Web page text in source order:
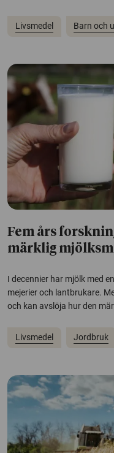
Livsmedel Barn och
Fem års
märklig
I decennier har mjölk med
mejerier och lantbrukare.
och kan avslöja hur den
Livsmedel Jordbruk